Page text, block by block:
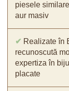
piesele
aur masiv
✔ Realizate în
recunoscută
expertiza în
placate